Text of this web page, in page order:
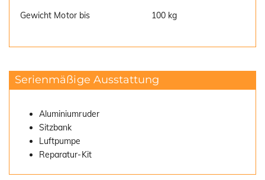
Gewicht Motor bis 100 kg
Serienmäßige Ausstattung
Aluminiumruder
Sitzbank
Luftpumpe
Reparatur-Kit